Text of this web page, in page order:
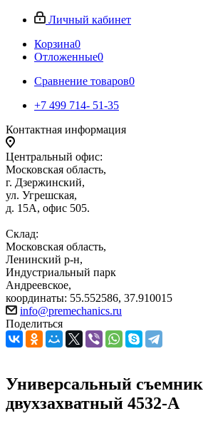
Личный кабинет
Корзина0
Отложенные0
Сравнение товаров0
+7 499 714- 51-35
Контактная информация
Центральный офис:
Московская область,
г. Дзержинский,
ул. Угрешская,
д. 15А, офис 505.
Склад:
Московская область,
Ленинский р-н,
Индустриальный парк
Андреевское,
координаты: 55.552586, 37.910015
info@premechanics.ru
Поделиться
Универсальный съемник
двухзахватный 4532-A